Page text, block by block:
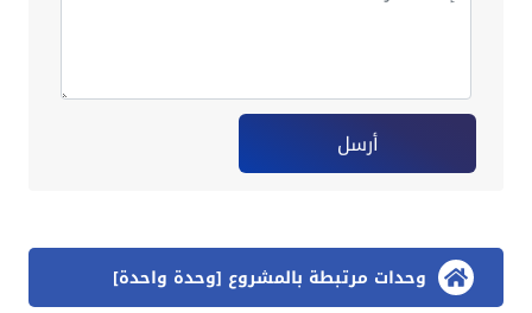
أرسل
وحدات مرتبطة بالمشروع [وحدة واحدة]